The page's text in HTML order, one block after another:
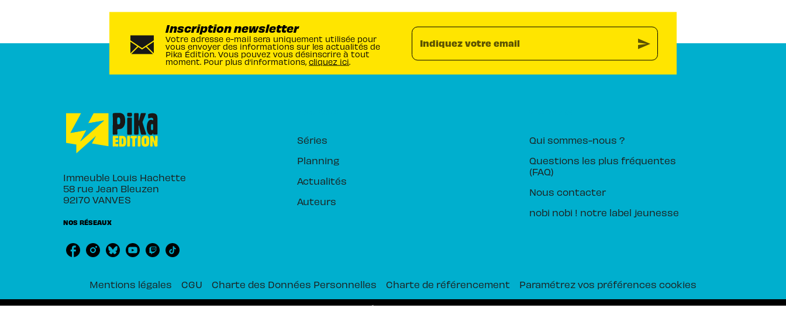
Inscription newsletter
Votre adresse e-mail sera uniquement utilisée pour
vous envoyer des informations sur les actualités de
Pika Édition. Vous pouvez vous désinscrire à tout
moment. Pour plus d’informations, cliquez ici.
Indiquez votre email send
Immeuble Louis Hachette
58 rue Jean Bleuzen
92170 VANVES
NOS RÉSEAUX
Séries
Planning
Actualités
Auteurs
Qui sommes-nous ?
Questions les plus fréquentes
(FAQ)
Nous contacter
nobi nobi ! notre label jeunesse
Mentions légales CGU Charte des Données Personnelles Charte de référencement Paramétrez vos préférences cookies
PIKA ÉDITION© 2026